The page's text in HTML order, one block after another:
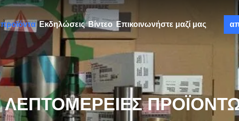
προϊόντα Εκδηλώσεις Βίντεο Επικοινωνήστε μαζί μας
ΛΕΠΤΟΜΈΡΕΙΕΣ